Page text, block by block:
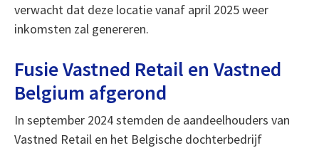
verwacht dat deze locatie vanaf april 2025 weer
inkomsten zal genereren.
Fusie Vastned Retail en Vastned
Belgium afgerond
In september 2024 stemden de aandeelhouders van
Vastned Retail en het Belgische dochterbedrijf